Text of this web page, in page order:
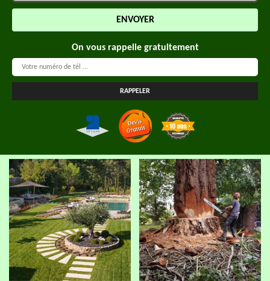
On vous rappelle gratuitement